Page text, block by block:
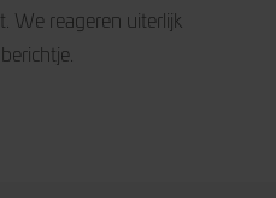
We reageren uiterlijk